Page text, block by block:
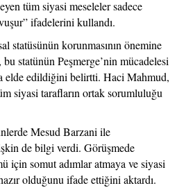
tüm siyasi meseleler sadece
ifadelerini kullandı.
statüsünün korunmasının önemine
statünün Peşmerge’nin mücadelesi
elde edildiğini belirtti. Haci Mahmud,
siyasi tarafların ortak sorumluluğu
Mesud Barzani ile
de bilgi verdi. Görüşmede
için somut adımlar atmaya ve siyasi
olduğunu ifade ettiğini aktardı.